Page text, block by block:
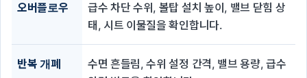
오버플로우
급수 차단 수위, 볼탑 설치 높이, 밸브 닫힘 상
태, 시트 이물질을 확인합니다.
반복 개폐
수면 흔들림, 수위 설정 간격, 밸브 용량, 급수